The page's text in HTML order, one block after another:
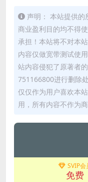
声明： 本站提供的
商业盈利目的均不得
承担！本站将不对本
内容仅做宽带测试使
站内容侵犯了原著者
751166800进行删除
仅仅作为用户喜欢本
用，所有内容不作为商
SVIP会
免费